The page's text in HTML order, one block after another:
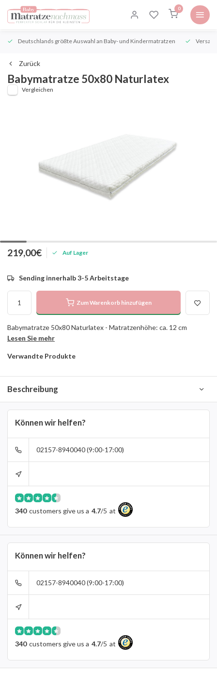
0
Deutschlands größte Auswahl an Baby- und Kindermatratzen
Zurück
Babymatratze 50x80 Naturlatex
Vergleichen
219,00€ Auf Lager
Sending innerhalb 3-5 Arbeitstage
Zum Warenkorb hinzufügen
Babymatratze 50x80 Naturlatex - Matratzenhöhe: ca. 12 cm
Lesen Sie mehr
Verwandte Produkte
Beschreibung
Können wir helfen?
02157-8940040 (9:00-17:00)
340 customers give us a 4.7/5 at
Können wir helfen?
02157-8940040 (9:00-17:00)
340 customers give us a 4.7/5 at